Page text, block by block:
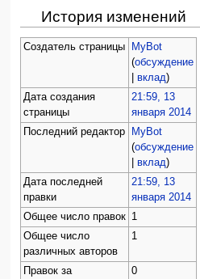
История изменений
Создатель страницы
MyBot
(обсуждение
вклад)
Дата создания
страницы
21:59, 13
января 2014
Последний редактор
MyBot
(обсуждение
вклад)
Дата последней
правки
21:59, 13
января 2014
Общее число правок 1
Общее число
различных авторов
1
Правок за
0